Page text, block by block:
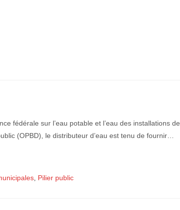
fédérale sur l’eau potable et l’eau des installations de
(OPBD), le distributeur d’eau est tenu de fournir…
, Pilier public